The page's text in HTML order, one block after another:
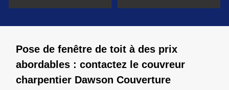
Pose de fenêtre de toit à des prix
abordables : contactez le couvreur
charpentier Dawson Couverture